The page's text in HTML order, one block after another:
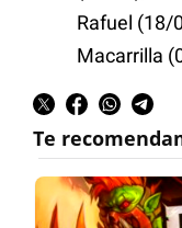
Rafuel (18/
Macarrilla